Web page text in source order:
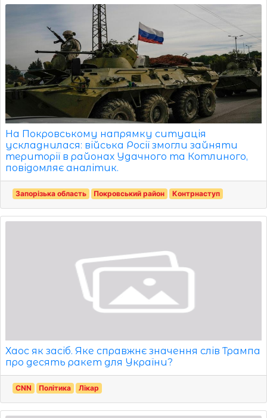
На Покровському напрямку ситуація
ускладнилася: війська Росії змогли зайняти
території в районах Удачного та Котлиного,
повідомляє аналітик.
Запорізька область Покровський район Контрнаступ
Хаос як засіб. Яке справжнє значення слів Трампа
про десять ракет для України?
CNN Політика Лікар